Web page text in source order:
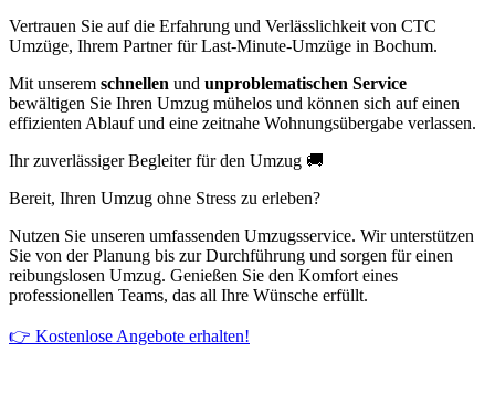
Vertrauen Sie auf die Erfahrung und Verlässlichkeit von CTC
Umzüge, Ihrem Partner für Last-Minute-Umzüge in Bochum.
Mit unserem schnellen und unproblematischen Service
bewältigen Sie Ihren Umzug mühelos und können sich auf einen
effizienten Ablauf und eine zeitnahe Wohnungsübergabe verlassen.
Ihr zuverlässiger Begleiter für den Umzug 🚚
Bereit, Ihren Umzug ohne Stress zu erleben?
Nutzen Sie unseren umfassenden Umzugsservice. Wir unterstützen
Sie von der Planung bis zur Durchführung und sorgen für einen
reibungslosen Umzug. Genießen Sie den Komfort eines
professionellen Teams, das all Ihre Wünsche erfüllt.
👉 Kostenlose Angebote erhalten!